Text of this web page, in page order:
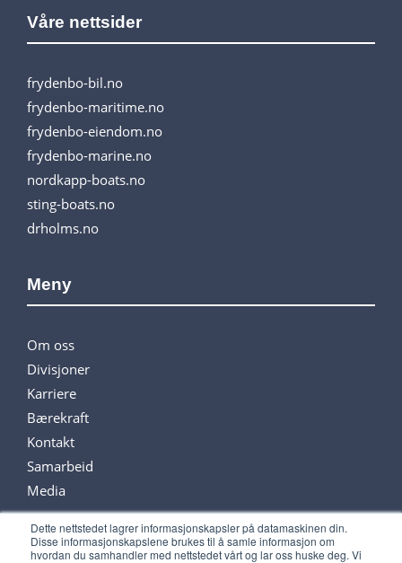
Dette nettstedet lagrer informasjonskapsler på datamaskinen din.
Disse informasjonskapslene brukes til å samle informasjon om
hvordan du samhandler med nettstedet vårt og lar oss huske deg. Vi
Våre nettsider
frydenbo-bil.no
frydenbo-maritime.no
frydenbo-eiendom.no
frydenbo-marine.no
nordkapp-boats.no
sting-boats.no
drholms.no
Meny
Om oss
Divisjoner
Karriere
Bærekraft
Kontakt
Samarbeid
Media
Følg oss på sosiale medier